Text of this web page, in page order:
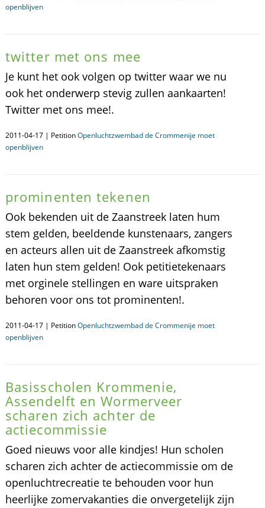
openblijven
twitter met ons mee
Je kunt het ook volgen op twitter waar we nu
ook het onderwerp stevig zullen aankaarten!
Twitter met ons mee!.
2011-04-17 | PetitionOpenluchtzwembad de Crommenije moet
openblijven
prominenten tekenen
Ook bekenden uit de Zaanstreek laten hum
stem gelden, beeldende kunstenaars, zangers
en acteurs allen uit de Zaanstreek afkomstig
laten hun stem gelden! Ook petitietekenaars
met orginele stellingen en ware uitspraken
behoren voor ons tot prominenten!.
2011-04-17 | PetitionOpenluchtzwembad de Crommenije moet
openblijven
Basisscholen Krommenie,
Assendelft en Wormerveer
scharen zich achter de
actiecommissie
Goed nieuws voor alle kindjes! Hun scholen
scharen zich achter de actiecommissie om de
openluchtrecreatie te behouden voor hun
heerlijke zomervakanties die onvergetelijk zijn